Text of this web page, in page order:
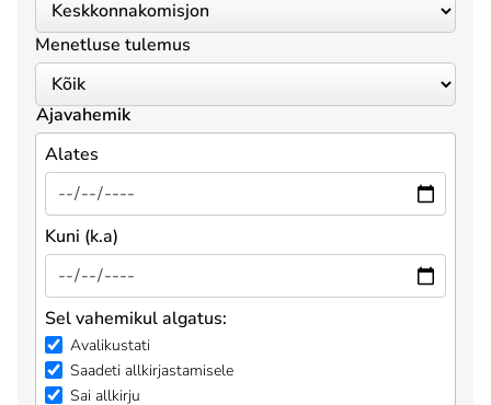
Menetluse tulemus
Ajavahemik
Alates
Kuni (k.a)
Sel vahemikul algatus:
Avalikustati
Saadeti allkirjastamisele
Sai allkirju